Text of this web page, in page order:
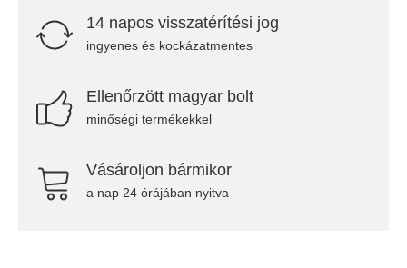
14 napos visszatérítési jog
ingyenes és kockázatmentes
Ellenőrzött magyar bolt
minőségi termékekkel
Vásároljon bármikor
a nap 24 órájában nyitva